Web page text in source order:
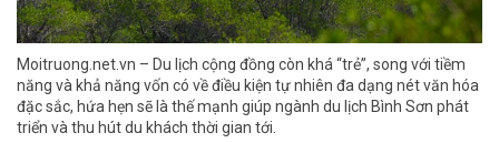
Moitruong.net.vn – Du lịch cộng đồng còn khá “trẻ”, song với tiềm
năng và khả năng vốn có về điều kiện tự nhiên đa dạng nét văn hóa
đặc sắc, hứa hẹn sẽ là thế mạnh giúp ngành du lịch Bình Sơn phát
triển và thu hút du khách thời gian tới.